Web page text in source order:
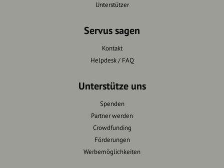
Unterstützer
Servus sagen
Kontakt
Helpdesk / FAQ
Unterstütze uns
Spenden
Partner werden
Crowdfunding
Förderungen
Werbemöglichkeiten